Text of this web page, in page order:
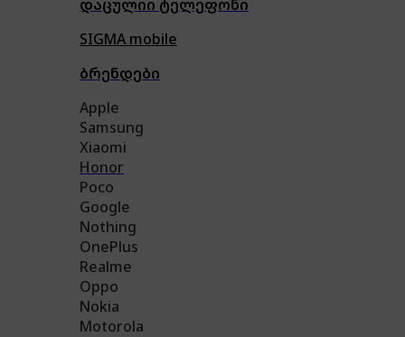
დაცულიი ტელეფონი
SIGMA mobile
ბრენდები
Apple
Samsung
Xiaomi
Honor
Poco
Google
Nothing
OnePlus
Realme
Oppo
Nokia
Motorola